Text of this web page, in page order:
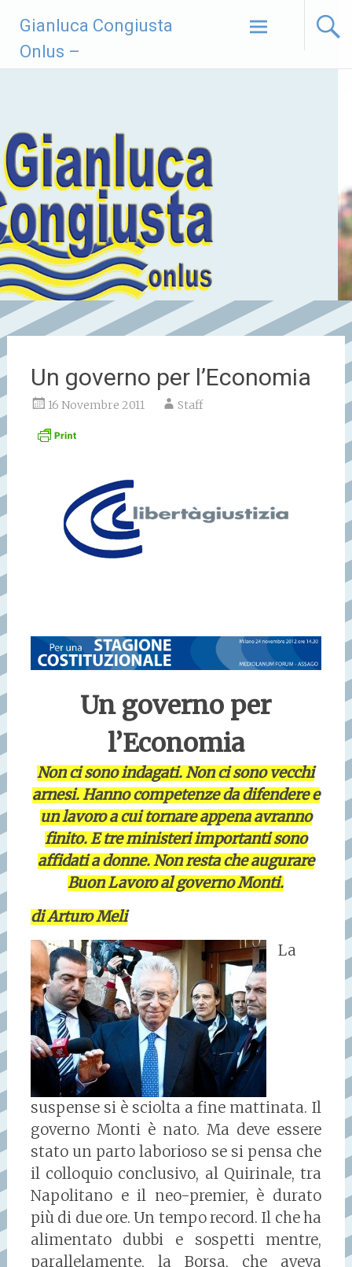
contenuto
Gianluca Congiusta
Onlus –
Un governo per l’Economia
16 Novembre 2011 Staff
Un governo per
l’Economia
Non ci sono indagati. Non ci sono vecchi
arnesi. Hanno competenze da difendere e
un lavoro a cui tornare appena avranno
finito. E tre ministeri importanti sono
affidati a donne. Non resta che augurare
Buon Lavoro al governo Monti.
di Arturo Meli
La
suspense si è sciolta a fine mattinata. Il
governo Monti è nato. Ma deve essere
stato un parto laborioso se si pensa che
il colloquio conclusivo, al Quirinale, tra
Napolitano e il neo-premier, è durato
più di due ore. Un tempo record. Il che ha
alimentato dubbi e sospetti mentre,
parallelamente, la Borsa, che aveva